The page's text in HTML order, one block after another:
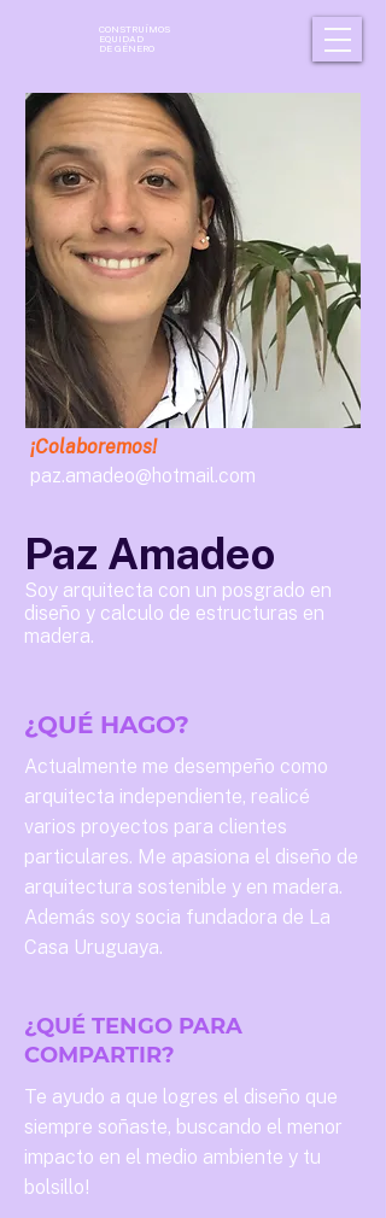
CONSTRUÍMOS
EQUIDAD
DE GÉNERO
¡Colaboremos!
paz.amadeo@hotmail.com
Paz Amadeo
Soy arquitecta con un posgrado en
diseño y calculo de estructuras en
madera.
¿QUÉ HAGO?
Actualmente me desempeño como
arquitecta independiente, realicé
varios proyectos para clientes
particulares. Me apasiona el diseño de
arquitectura sostenible y en madera.
Además soy socia fundadora de La
Casa Uruguaya.
¿QUÉ TENGO PARA
COMPARTIR?
Te ayudo a que logres el diseño que
siempre soñaste, buscando el menor
impacto en el medio ambiente y tu
bolsillo!